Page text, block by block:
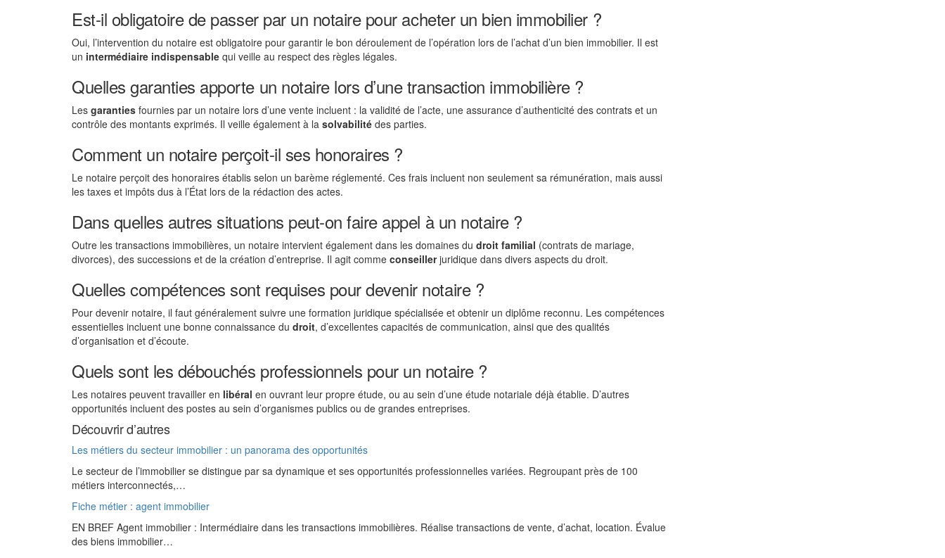
Est-il obligatoire de passer par un notaire pour acheter un bien immobilier ?
Oui, l’intervention du notaire est obligatoire pour garantir le bon déroulement de l’opération lors de l’achat d’un bien immobilier. Il est
un intermédiaire indispensable qui veille au respect des règles légales.
Quelles garanties apporte un notaire lors d’une transaction immobilière ?
Les garanties fournies par un notaire lors d’une vente incluent : la validité de l’acte, une assurance d’authenticité des contrats et un
contrôle des montants exprimés. Il veille également à la solvabilité des parties.
Comment un notaire perçoit-il ses honoraires ?
Le notaire perçoit des honoraires établis selon un barème réglementé. Ces frais incluent non seulement sa rémunération, mais aussi
les taxes et impôts dus à l’État lors de la rédaction des actes.
Dans quelles autres situations peut-on faire appel à un notaire ?
Outre les transactions immobilières, un notaire intervient également dans les domaines du droit familial (contrats de mariage,
divorces), des successions et de la création d’entreprise. Il agit comme conseillerjuridique dans divers aspects du droit.
Quelles compétences sont requises pour devenir notaire ?
Pour devenir notaire, il faut généralement suivre une formation juridique spécialisée et obtenir un diplôme reconnu. Les compétences
essentielles incluent une bonne connaissance du droit, d’excellentes capacités de communication, ainsi que des qualités
d’organisation et d’écoute.
Quels sont les débouchés professionnels pour un notaire ?
Les notaires peuvent travailler en libéral en ouvrant leur propre étude, ou au sein d’une étude notariale déjà établie. D’autres
opportunités incluent des postes au sein d’organismes publics ou de grandes entreprises.
Découvrir d’autres
Les métiers du secteur immobilier : un panorama des opportunités
Le secteur de l’immobilier se distingue par sa dynamique et ses opportunités professionnelles variées. Regroupant près de 100
métiers interconnectés,…
Fiche métier : agent immobilier
EN BREF Agent immobilier : Intermédiaire dans les transactions immobilières. Réalise transactions de vente, d’achat, location. Évalue
des biens immobilier…